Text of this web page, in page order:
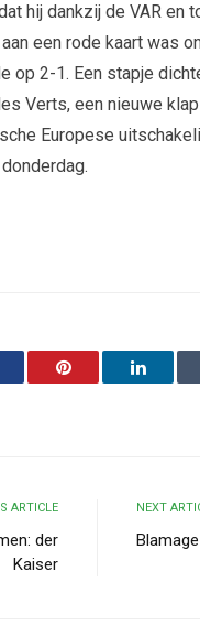
hij dankzij de VAR en
een rode kaart was
op 2-1. Een stapje
Verts, een nieuwe
Europese
Pinterest
ARTICLE
der
Kaiser
NEXT